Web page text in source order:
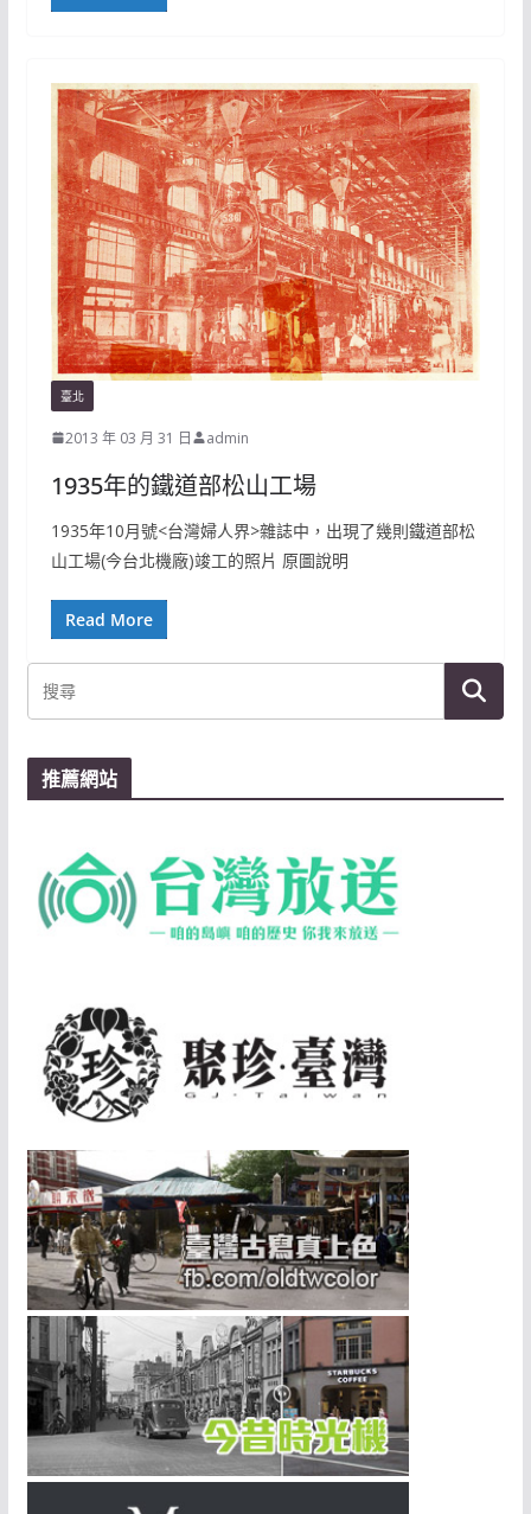
臺北
2013 年 03 月 31 日 admin
1935年的鐵道部松山工場
1935年10月號<台灣婦人界>雜誌中，出現了幾則鐵道部松
山工場(今台北機廠)竣工的照片 原圖說明
Read More
推薦網站